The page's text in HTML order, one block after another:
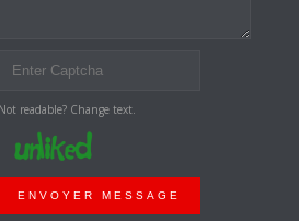
Not readable? Change text.
ENVOYER MESSAGE